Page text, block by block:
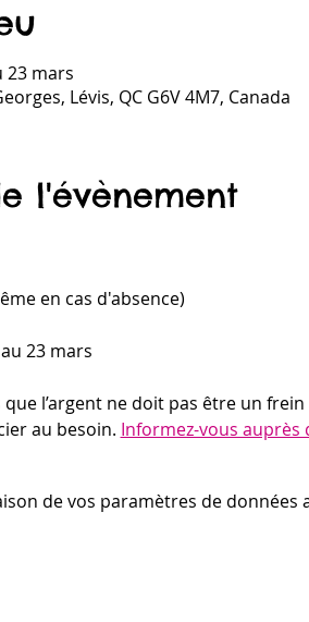
23 mars
Lévis, QC G6V 4M7, Canada
l'évènement
en cas d'absence)
23 mars
l’argent ne doit pas être un
au besoin. Informez-vous auprès
de vos paramètres de